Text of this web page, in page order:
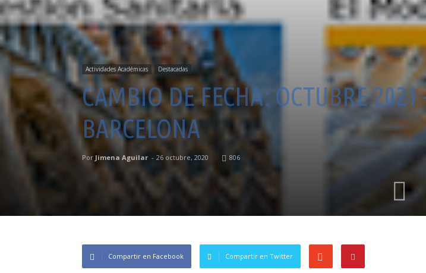
Actividades Académicas Destacadas
CAMBIO DE FECHA: OCTUBRE
BARCELONA
Por Jimena Aguilar - 26 octubre, 2020 806
Compartir en Facebook Compartir en Twitter